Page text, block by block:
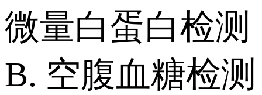
微量白蛋白检测
B. 空腹血糖检测